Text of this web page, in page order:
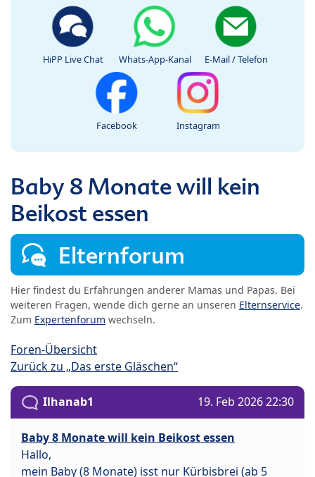
HiPP Live Chat Whats-App-Kanal E-Mail / Telefon
Facebook Instagram
Baby 8 Monate will kein
Beikost essen
Elternforum
Hier findest du Erfahrungen anderer Mamas und Papas. Bei
weiteren Fragen, wende dich gerne an unseren Elternservice.
Zum Expertenforum wechseln.
Foren-Übersicht
Zurück zu „Das erste Gläschen“
Ilhanab1 19. Feb 2026 22:30
Baby 8 Monate will kein Beikost essen
Hallo,
mein Baby (8 Monate) isst nur Kürbisbrei (ab 5